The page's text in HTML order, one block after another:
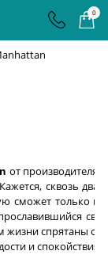
0
от производителя
сквозь два
сможет только
спрятаны
и спокойствия.